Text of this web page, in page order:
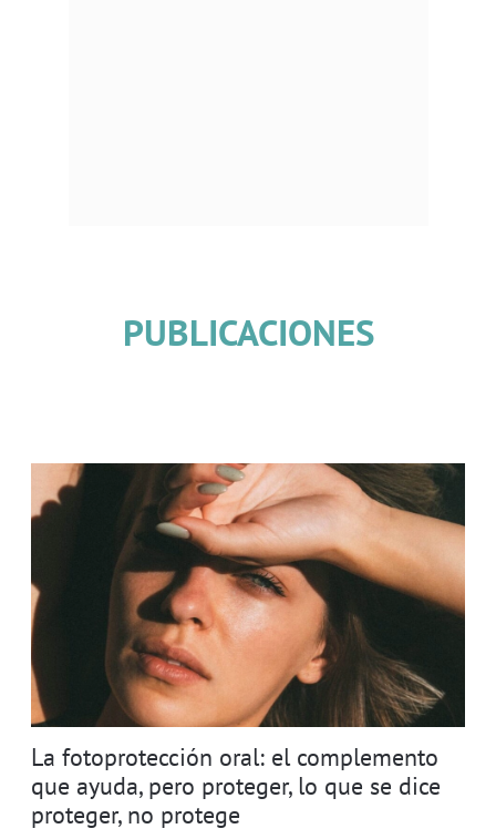
PUBLICACIONES
La fotoprotección oral: el complemento
que ayuda, pero proteger, lo que se dice
proteger, no protege